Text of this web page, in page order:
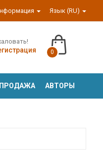
Язык (RU)
0
АВТОРЫ